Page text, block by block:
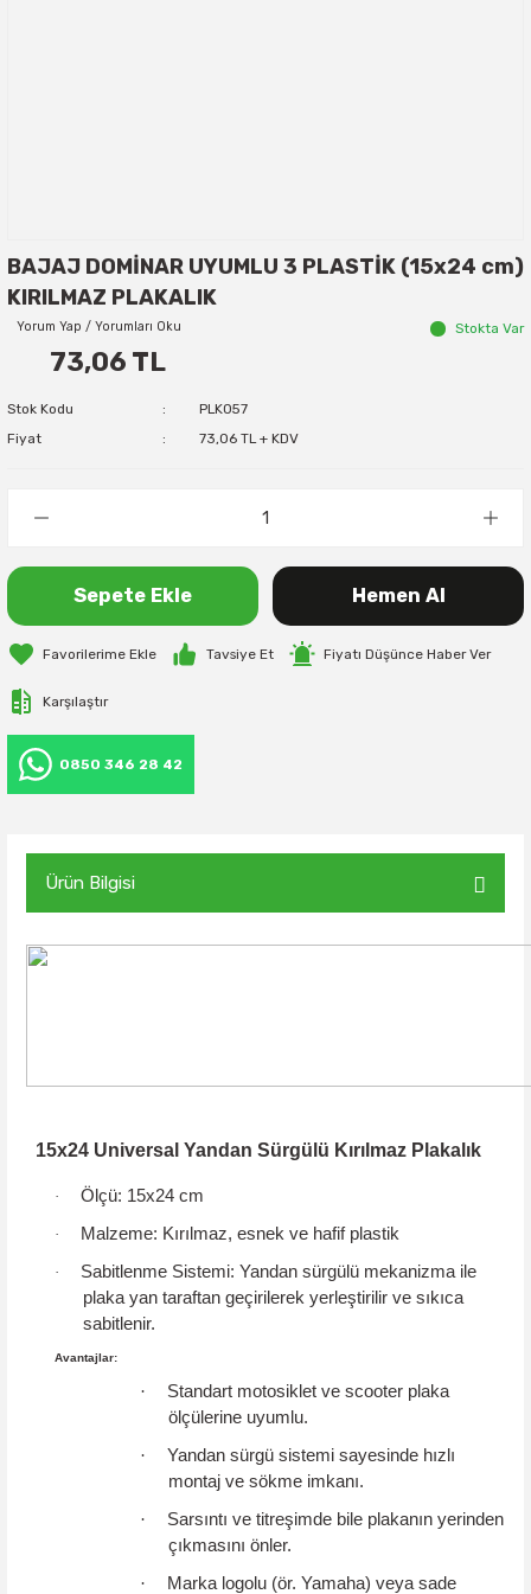
BAJAJ DOMİNAR UYUMLU 3 PLASTİK (15x24 cm)
KIRILMAZ PLAKALIK
Yorum Yap / Yorumları Oku Stokta Var
73,06 TL
Stok Kodu
PLK057
Fiyat
73,06 TL + KDV
Sepete Ekle Hemen Al
Tavsiye Et Fiyatı Düşünce Haber Ver
Karşılaştır
0850 346 28 42
Ürün Bilgisi
15x24 Universal Yandan Sürgülü Kırılmaz Plakalık
· Ölçü: 15x24 cm
· Malzeme: Kırılmaz, esnek ve hafif plastik
· Sabitlenme Sistemi: Yandan sürgülü mekanizma ile
plaka yan taraftan geçirilerek yerleştirilir ve sıkıca
sabitlenir.
Avantajlar:
·
Standart motosiklet ve scooter plaka
ölçülerine uyumlu.
·
Yandan sürgü sistemi sayesinde hızlı
montaj ve sökme imkanı.
·
Sarsıntı ve titreşimde bile plakanın yerinden
çıkmasını önler.
·
Marka logolu (ör. Yamaha) veya sade